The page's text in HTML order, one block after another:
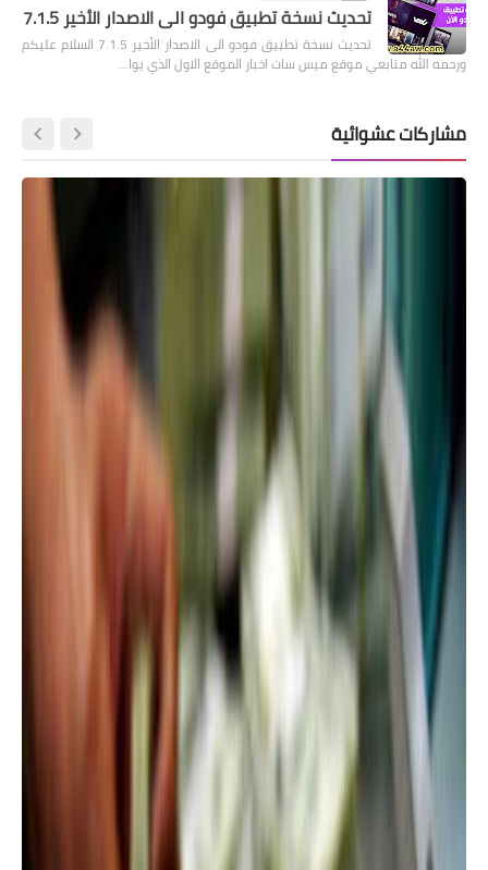
تحديث نسخة تطبيق فودو الى الاصدار الأخير 7.1.5
تحديث نسخة تطبيق فودو الى الاصدار الأخير 7.1.5 السلام عليكم
ورحمه الله متابعي موقع ميس سات اخبار الموقع الاول الذي يوا…
مشاركات عشوائية